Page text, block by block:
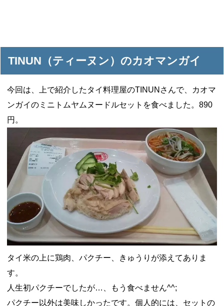
TINUN（ティーヌン）のカオマンガイ
今回は、上で紹介したタイ料理屋のTINUNさんで、カオマ
ンガイのミニトムヤムヌードルセットを食べました。890
円。
タイ米の上に鶏肉、パクチー、きゅうりが添えてありま
す。
人生初パクチーでしたが…、もう食べません^^;
パクチー以外は美味しかったです。個人的には、セットの